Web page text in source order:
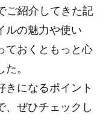
ご紹介してきた記
ルの魅力や使い
ておくともっと心
。
きになるポイント
、ぜひチェックし